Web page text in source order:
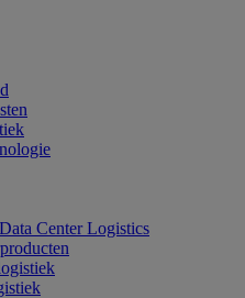
Center Logistics